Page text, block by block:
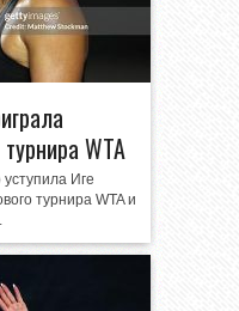
WTA
Иге
турнира WTA и